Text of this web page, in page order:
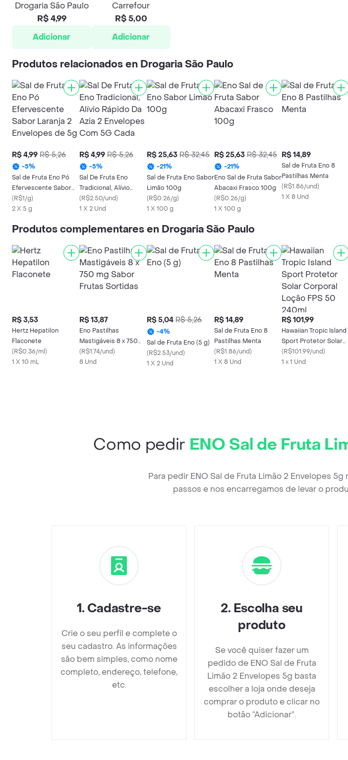
Drogaria São Paulo
R$ 4,99
Adicionar
Carrefour
R$ 5,00
Adicionar
Produtos relacionados en Drogaria São Paulo
R$ 4,99 R$ 5,26
-5%
Sal de Fruta Eno Pó
Efervescente Sabor
Laranja 2 Envelopes
de 5g
(R$1/g)
2 X 5 g
R$ 4,99 R$ 5,26
-5%
Sal De Fruta Eno
Tradicional, Alívio
Rápido Da Azia 2
Envelopes Com 5G
(R$2.50/und)
1 X 2 Und
R$ 25,63 R$ 32,45
-21%
Sal de Fruta Eno Sabor
Limão 100g
(R$0.26/g)
1 X 100 g
R$ 25,63 R$ 32,45
-21%
Eno Sal de Fruta Sabor
Abacaxi Frasco 100g
(R$0.26/g)
1 X 100 g
R$ 14,89
Sal de Fruta Eno 8
Pastilhas Menta
(R$1.86/und)
1 X 8 Und
Produtos complementares en Drogaria São Paulo
R$ 3,53
Hertz Hepatilon
Flaconete
(R$0.36/ml)
1 X 10 mL
R$ 13,87
Eno Pastilhas
Mastigáveis 8 x 750
mg Sabor Frutas
Sortidas
(R$1.74/und)
8 Und
R$ 5,04 R$ 5,26
-4%
Sal de Fruta Eno (5 g)
(R$2.53/und)
1 X 2 Und
R$ 14,89
Sal de Fruta Eno 8
Pastilhas Menta
(R$1.86/und)
1 X 8 Und
R$ 101,99
Hawaiian Tropic Island
Sport Protetor Solar
Corporal Loção FPS
50 240ml
(R$101.99/und)
1 x 1 Und
Como pedir ENO Sal de Fruta
Para pedir ENO Sal de Fruta Limão 2 Envelopes
passos e nos encarregamos de levar o
1. Cadastre-se
Crie o seu perfil e complete o
seu cadastro. As informações
são bem simples, como nome
completo, endereço, telefone,
etc.
2. Escolha seu
produto
Se você quiser fazer um
pedido de ENO Sal de Fruta
Limão 2 Envelopes 5g basta
escolher a loja onde deseja
comprar o produto e clicar no
botão “Adicionar”.